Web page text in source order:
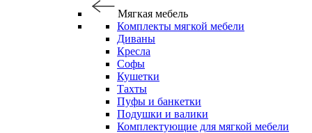
Мягкая мебель
Комплекты мягкой мебели
Диваны
Кресла
Софы
Кушетки
Тахты
Пуфы и банкетки
Подушки и валики
Комплектующие для мягкой мебели